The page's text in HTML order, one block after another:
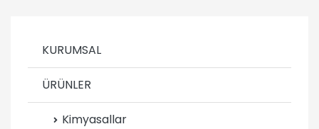
KURUMSAL
ÜRÜNLER
Kimyasallar